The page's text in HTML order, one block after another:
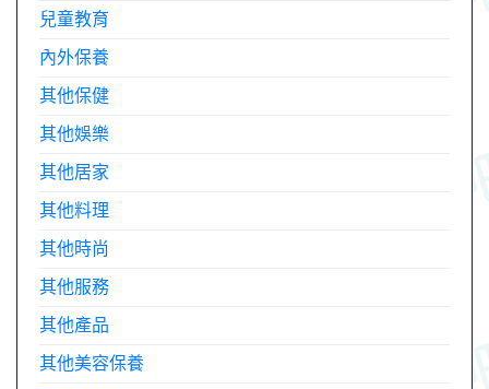
兒童教育
內外保養
其他保健
其他娛樂
其他居家
其他料理
其他時尚
其他服務
其他產品
其他美容保養